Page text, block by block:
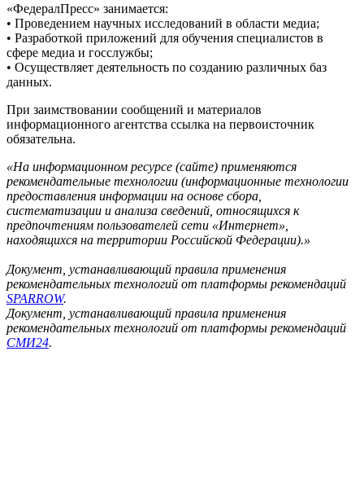
«ФедералПресс» занимается:
• Проведением научных исследований в области медиа;
• Разработкой приложений для обучения специалистов в
сфере медиа и госслужбы;
• Осуществляет деятельность по созданию различных баз
данных.
При заимствовании сообщений и материалов
информационного агентства ссылка на первоисточник
обязательна.
«На информационном ресурсе (сайте) применяются
рекомендательные технологии (информационные технологии
предоставления информации на основе сбора,
систематизации и анализа сведений, относящихся к
предпочтениям пользователей сети «Интернет»,
находящихся на территории Российской Федерации).»
Документ, устанавливающий правила применения
рекомендательных технологий от платформы рекомендаций
SPARROW.
Документ, устанавливающий правила применения
рекомендательных технологий от платформы рекомендаций
СМИ24.